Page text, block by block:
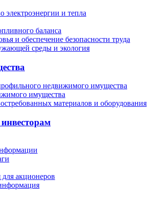
электроэнергии и тепла
баланса
и обеспечение безопасности труда
среды и экология
недвижимого имущества
имущества
материалов и оборудования
акционеров